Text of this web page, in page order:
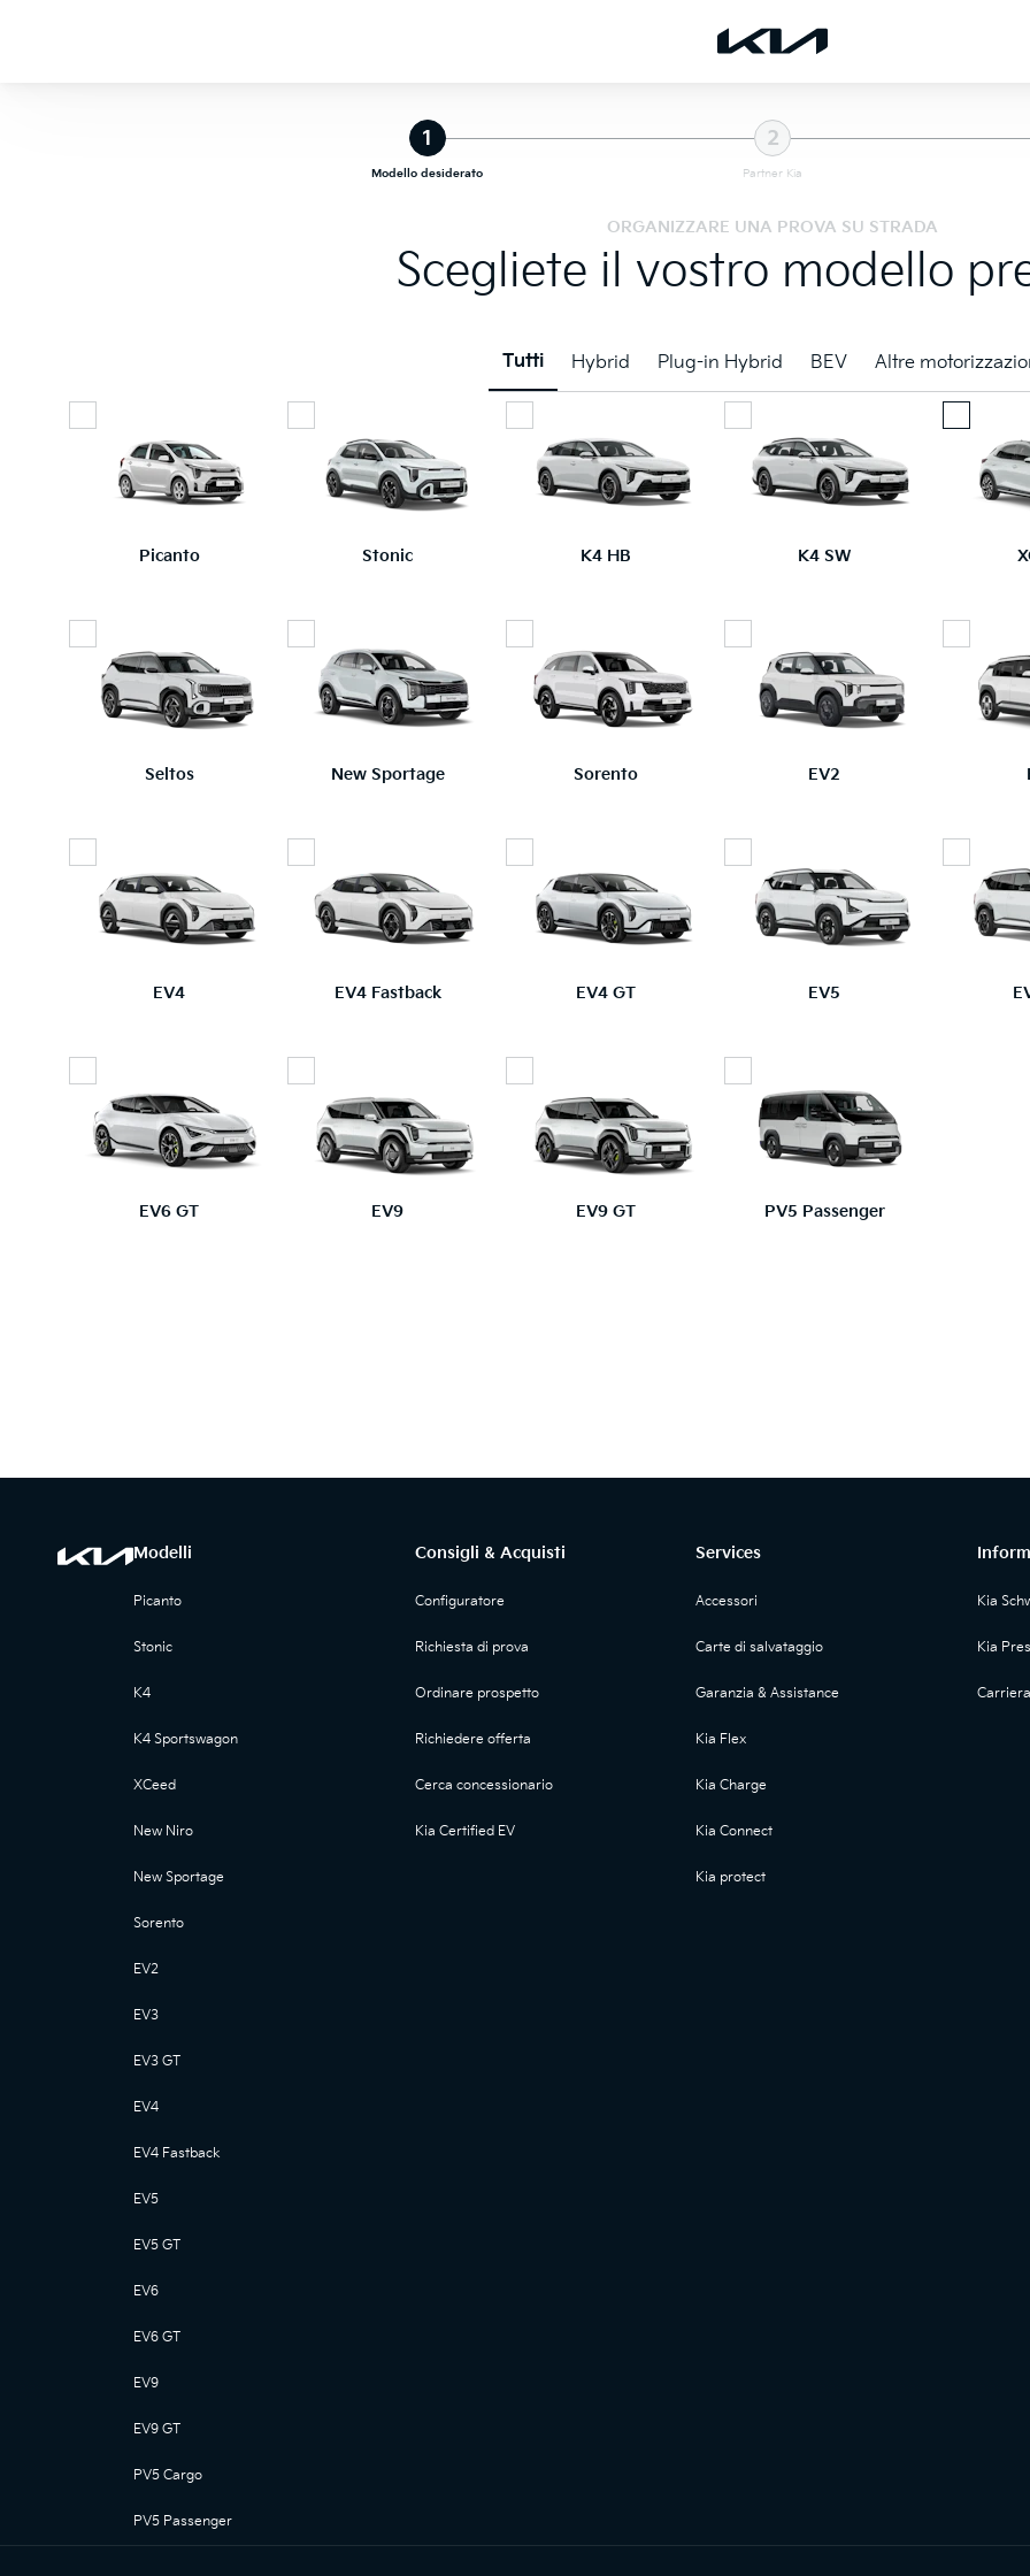
1
Modello desiderato
2
Partner Kia
ORGANIZZARE UNA PROVA SU STRADA
Scegliete il vostro modello
Tutti Hybrid Plug-in Hybrid BEV Altre
Picanto Stonic K4 HB K4 SW
Seltos New Sportage Sorento EV2
EV4 EV4 Fastback EV4 GT EV5
EV6 GT EV9 EV9 GT PV5 Passenger
Modelli
Picanto
Stonic
K4
K4 Sportswagon
XCeed
New Niro
New Sportage
Sorento
EV2
EV3
EV3 GT
EV4
EV4 Fastback
EV5
EV5 GT
EV6
EV6 GT
EV9
EV9 GT
PV5 Cargo
PV5 Passenger
Consigli & Acquisti
Configuratore
Richiesta di prova
Ordinare prospetto
Richiedere offerta
Cerca concessionario
Kia Certified EV
Services
Accessori
Carte di salvataggio
Garanzia & Assistance
Kia Flex
Kia Charge
Kia Connect
Kia protect
Kia
Kia
Carriera